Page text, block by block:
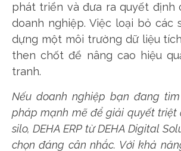
phát triển và đưa ra quyết định
doanh nghiệp. Việc loại bỏ các
dựng một môi trường dữ liệu
then chốt để nâng cao hiệu
tranh.
Nếu doanh nghiệp bạn đang
pháp mạnh mẽ để giải quyết triệt
silo, DEHA ERP từ DEHA Digital
chọn đáng cân nhắc. Với khả